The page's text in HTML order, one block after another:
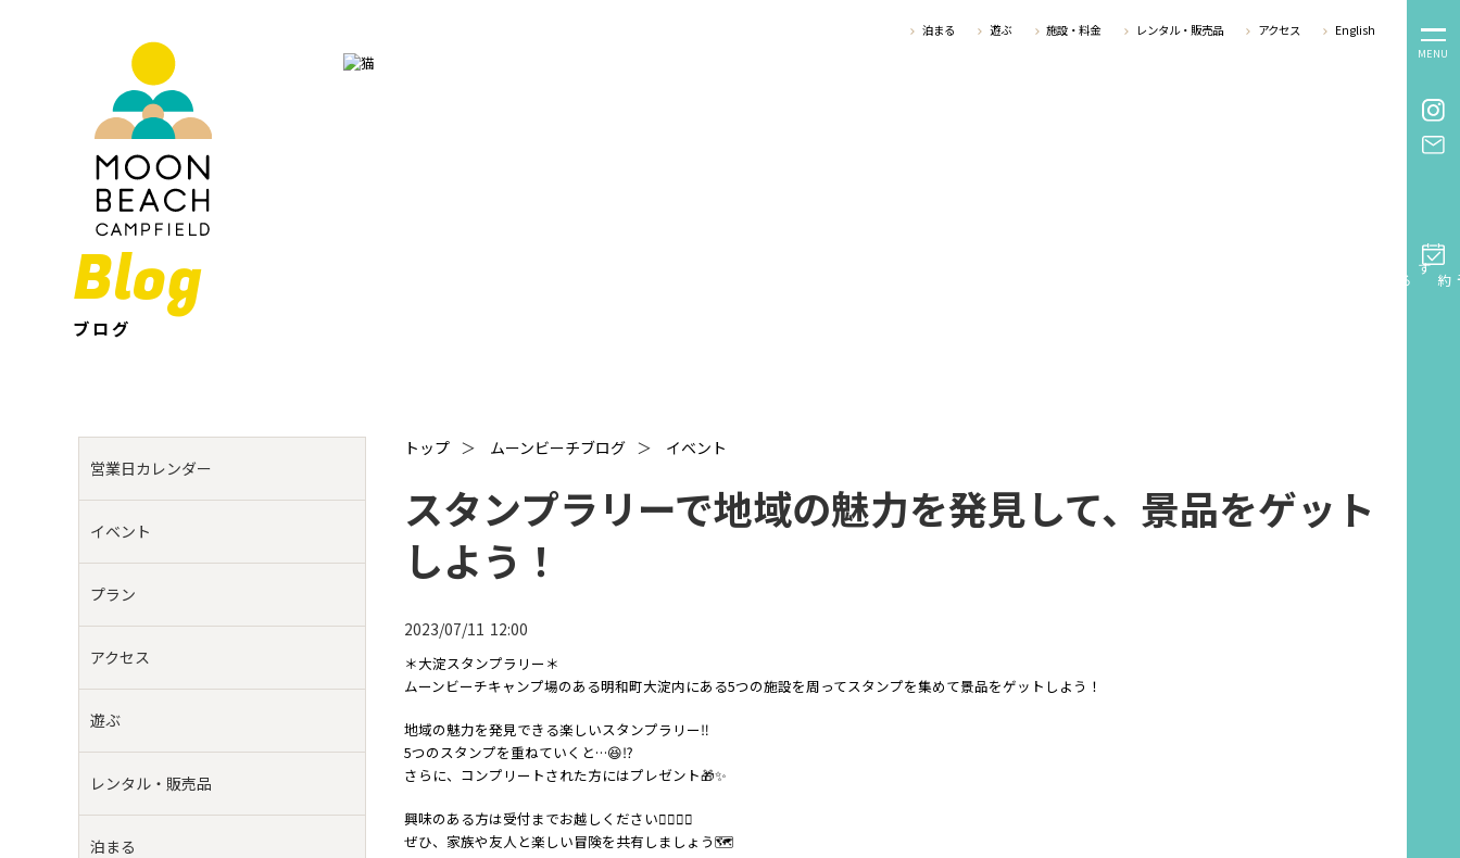
泊まる 遊ぶ 施設・料金 レンタル・販売品 アクセス English
MENU
予約する
Blog
ブログ
営業日カレンダー
イベント
プラン
アクセス
遊ぶ
レンタル・販売品
泊まる
トップ ＞ ムーンビーチブログ ＞ イベント
スタンプラリーで地域の魅力を発見して、景品をゲット
しよう！
2023/07/11 12:00
＊大淀スタンプラリー＊
ムーンビーチキャンプ場のある明和町大淀内にある5つの施設を周ってスタンプを集めて景品をゲットしよう！
地域の魅力を発見できる楽しいスタンプラリー‼️
5つのスタンプを重ねていくと…😆⁉️
さらに、コンプリートされた方にはプレゼント🎁✨
興味のある方は受付までお越しください💁‍♀️💁‍♂️
ぜひ、家族や友人と楽しい冒険を共有しましょう🗺️